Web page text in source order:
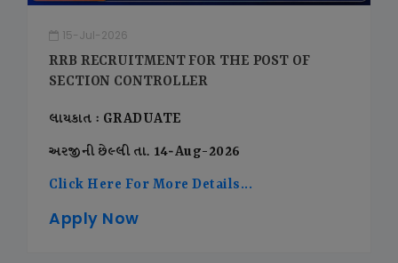
15-Jul-2026
RRB RECRUITMENT FOR THE POST OF
SECTION CONTROLLER
લાયકાત : GRADUATE
અરજીની છેલ્લી તા. 14-Aug-2026
Click Here For More Details...
Apply Now